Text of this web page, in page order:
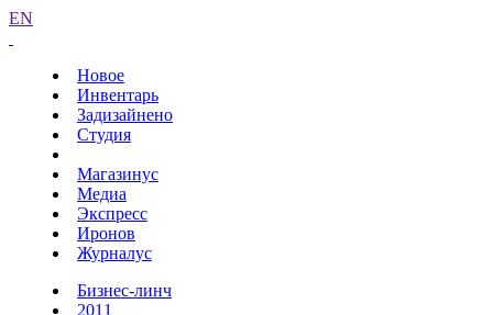
EN
Новое
Инвентарь
Задизайнено
Студия
Магазинус
Медиа
Экспресс
Иронов
Журналус
Бизнес-линч
2011